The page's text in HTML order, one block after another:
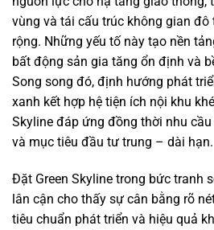
vùng và tái cấu trúc không gian
rộng. Những yếu tố này tạo nền
bất động sản gia tăng ổn định và
Song song đó, định hướng phát
xanh kết hợp hệ tiện ích nội khu
Skyline đáp ứng đồng thời nhu
và mục tiêu đầu tư trung – dài hạn.
Đặt Green Skyline trong bức tranh
lân cận cho thấy sự cân bằng rõ
tiêu chuẩn phát triển và hiệu quả